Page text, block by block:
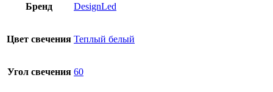
Бренд DesignLed
Цвет свечения Теплый белый
Угол свечения 60